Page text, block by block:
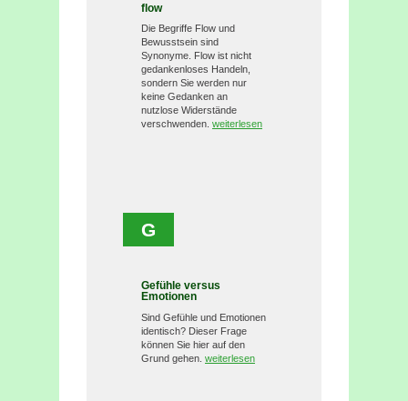
flow
Die Begriffe Flow und
Bewusstsein sind
Synonyme. Flow ist nicht
gedankenloses Handeln,
sondern Sie werden nur
keine Gedanken an
nutzlose Widerstände
verschwenden. weiterlesen
G
Gefühle versus
Emotionen
Sind Gefühle und Emotionen
identisch? Dieser Frage
können Sie hier auf den
Grund gehen. weiterlesen